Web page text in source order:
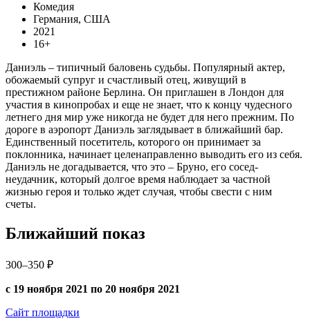
Комедия
Германия, США
2021
16+
Даниэль – типичный баловень судьбы. Популярный актер,
обожаемый супруг и счастливый отец, живущий в
престижном районе Берлина. Он приглашен в Лондон для
участия в кинопробах и еще не знает, что к концу чудесного
летнего дня мир уже никогда не будет для него прежним. По
дороге в аэропорт Даниэль заглядывает в ближайший бар.
Единственный посетитель, которого он принимает за
поклонника, начинает целенаправленно выводить его из себя.
Даниэль не догадывается, что это – Бруно, его сосед-
неудачник, который долгое время наблюдает за частной
жизнью героя и только ждет случая, чтобы свести с ним
счеты.
Ближайший показ
300–350 ₽
с 19 ноября 2021 по 20 ноября 2021
Сайт площадки